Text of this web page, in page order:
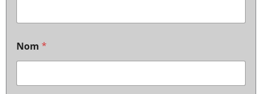
Nom *